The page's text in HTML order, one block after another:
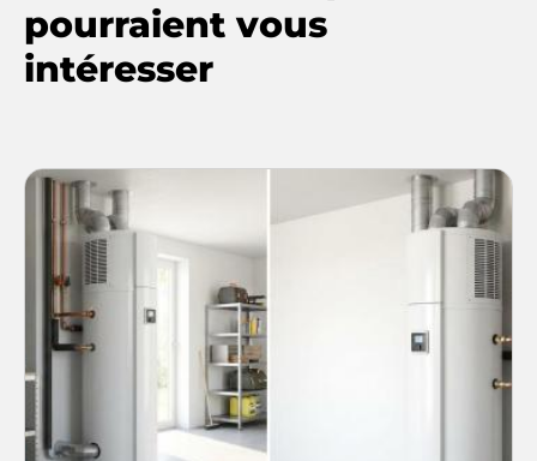
pourraient vous
intéresser